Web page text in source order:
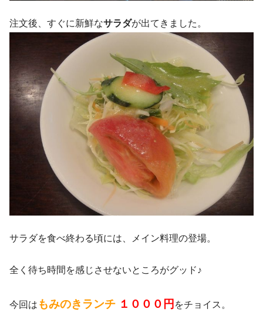
注文後、すぐに新鮮なサラダが出てきました。
サラダを食べ終わる頃には、メイン料理の登場。
全く待ち時間を感じさせないところがグッド♪
今回は もみのきランチ １０００円 をチョイス。